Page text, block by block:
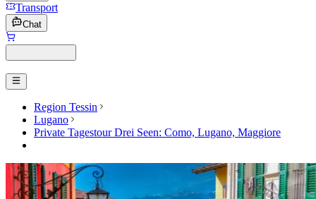
Transport
Chat
Region Tessin
Lugano
Private Tagestour Drei Seen: Como, Lugano, Maggiore